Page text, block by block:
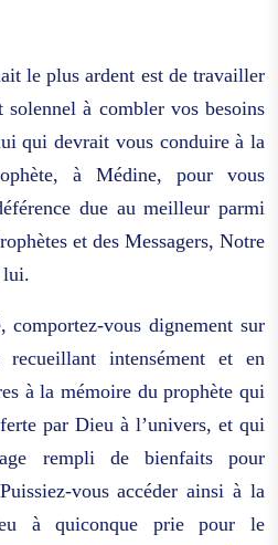
le plus ardent est de travailler
solennel à combler vos besoins
qui devrait vous conduire à la
à Médine, pour vous
due au meilleur parmi
et des Messagers, Notre
lui.
vous dignement sur
intensément et en
à la mémoire du prophète qui
par Dieu à l’univers, et qui
rempli de bienfaits pour
vous accéder ainsi à la
à quiconque prie pour le